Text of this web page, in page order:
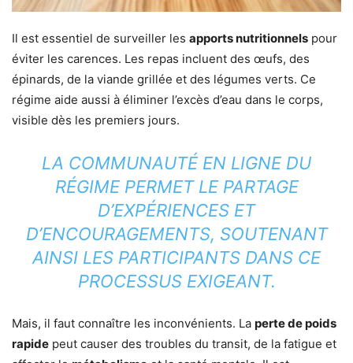
Il est essentiel de surveiller les apports nutritionnels pour
éviter les carences. Les repas incluent des œufs, des
épinards, de la viande grillée et des légumes verts. Ce
régime aide aussi à éliminer l’excès d’eau dans le corps,
visible dès les premiers jours.
LA COMMUNAUTÉ EN LIGNE DU
RÉGIME PERMET LE PARTAGE
D’EXPÉRIENCES ET
D’ENCOURAGEMENTS, SOUTENANT
AINSI LES PARTICIPANTS DANS CE
PROCESSUS EXIGEANT.
Mais, il faut connaître les inconvénients. La perte de poids
rapide peut causer des troubles du transit, de la fatigue et